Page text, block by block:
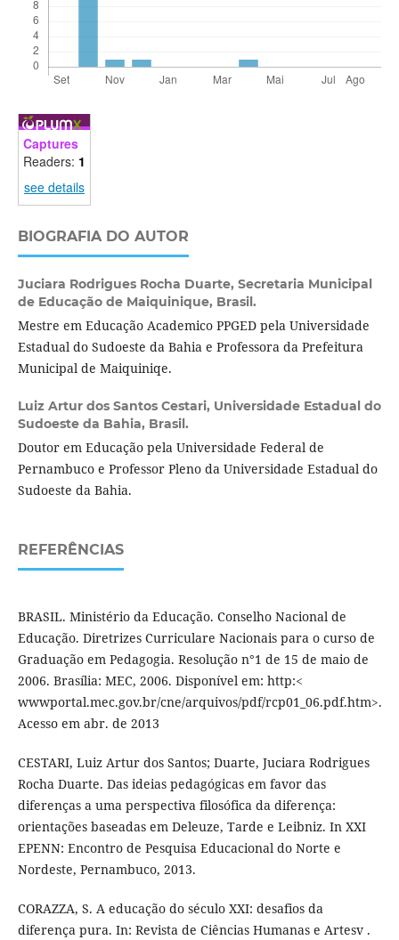
Captures
Readers: 1
see details
BIOGRAFIA DO AUTOR
Juciara Rodrigues Rocha Duarte, Secretaria Municipal
de Educação de Maiquinique, Brasil.
Mestre em Educação Academico PPGED pela Universidade
Estadual do Sudoeste da Bahia e Professora da Prefeitura
Municipal de Maiquiniqe.
Luiz Artur dos Santos Cestari, Universidade Estadual do
Sudoeste da Bahia, Brasil.
Doutor em Educação pela Universidade Federal de
Pernambuco e Professor Pleno da Universidade Estadual do
Sudoeste da Bahia.
REFERÊNCIAS
BRASIL. Ministério da Educação. Conselho Nacional de
Educação. Diretrizes Curriculare Nacionais para o curso de
Graduação em Pedagogia. Resolução n°1 de 15 de maio de
2006. Brasília: MEC, 2006. Disponível em: http:<
wwwportal.mec.gov.br/cne/arquivos/pdf/rcp01_06.pdf.htm>.
Acesso em abr. de 2013
CESTARI, Luiz Artur dos Santos; Duarte, Juciara Rodrigues
Rocha Duarte. Das ideias pedagógicas em favor das
diferenças a uma perspectiva filosófica da diferença:
orientações baseadas em Deleuze, Tarde e Leibniz. In XXI
EPENN: Encontro de Pesquisa Educacional do Norte e
Nordeste, Pernambuco, 2013.
CORAZZA, S. A educação do século XXI: desafios da
diferença pura. In: Revista de Ciências Humanas e Artesv .